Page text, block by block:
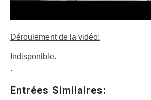
Déroulement de la vidéo:
Indisponible.
.
Entrées Similaires: